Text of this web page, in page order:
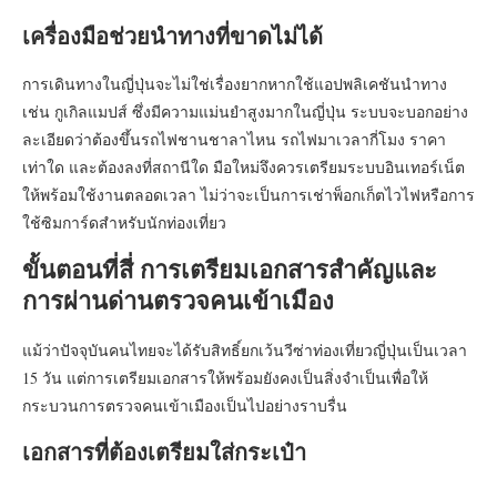
เครื่องมือช่วยนำทางที่ขาดไม่ได้
การเดินทางในญี่ปุ่นจะไม่ใช่เรื่องยากหากใช้แอปพลิเคชันนำทาง
เช่น กูเกิลแมปส์ ซึ่งมีความแม่นยำสูงมากในญี่ปุ่น ระบบจะบอกอย่าง
ละเอียดว่าต้องขึ้นรถไฟชานชาลาไหน รถไฟมาเวลากี่โมง ราคา
เท่าใด และต้องลงที่สถานีใด มือใหม่จึงควรเตรียมระบบอินเทอร์เน็ต
ให้พร้อมใช้งานตลอดเวลา ไม่ว่าจะเป็นการเช่าพ็อกเก็ตไวไฟหรือการ
ใช้ซิมการ์ดสำหรับนักท่องเที่ยว
ขั้นตอนที่สี่ การเตรียมเอกสารสำคัญและ
การผ่านด่านตรวจคนเข้าเมือง
แม้ว่าปัจจุบันคนไทยจะได้รับสิทธิ์ยกเว้นวีซ่าท่องเที่ยวญี่ปุ่นเป็นเวลา
15 วัน แต่การเตรียมเอกสารให้พร้อมยังคงเป็นสิ่งจำเป็นเพื่อให้
กระบวนการตรวจคนเข้าเมืองเป็นไปอย่างราบรื่น
เอกสารที่ต้องเตรียมใส่กระเป๋า